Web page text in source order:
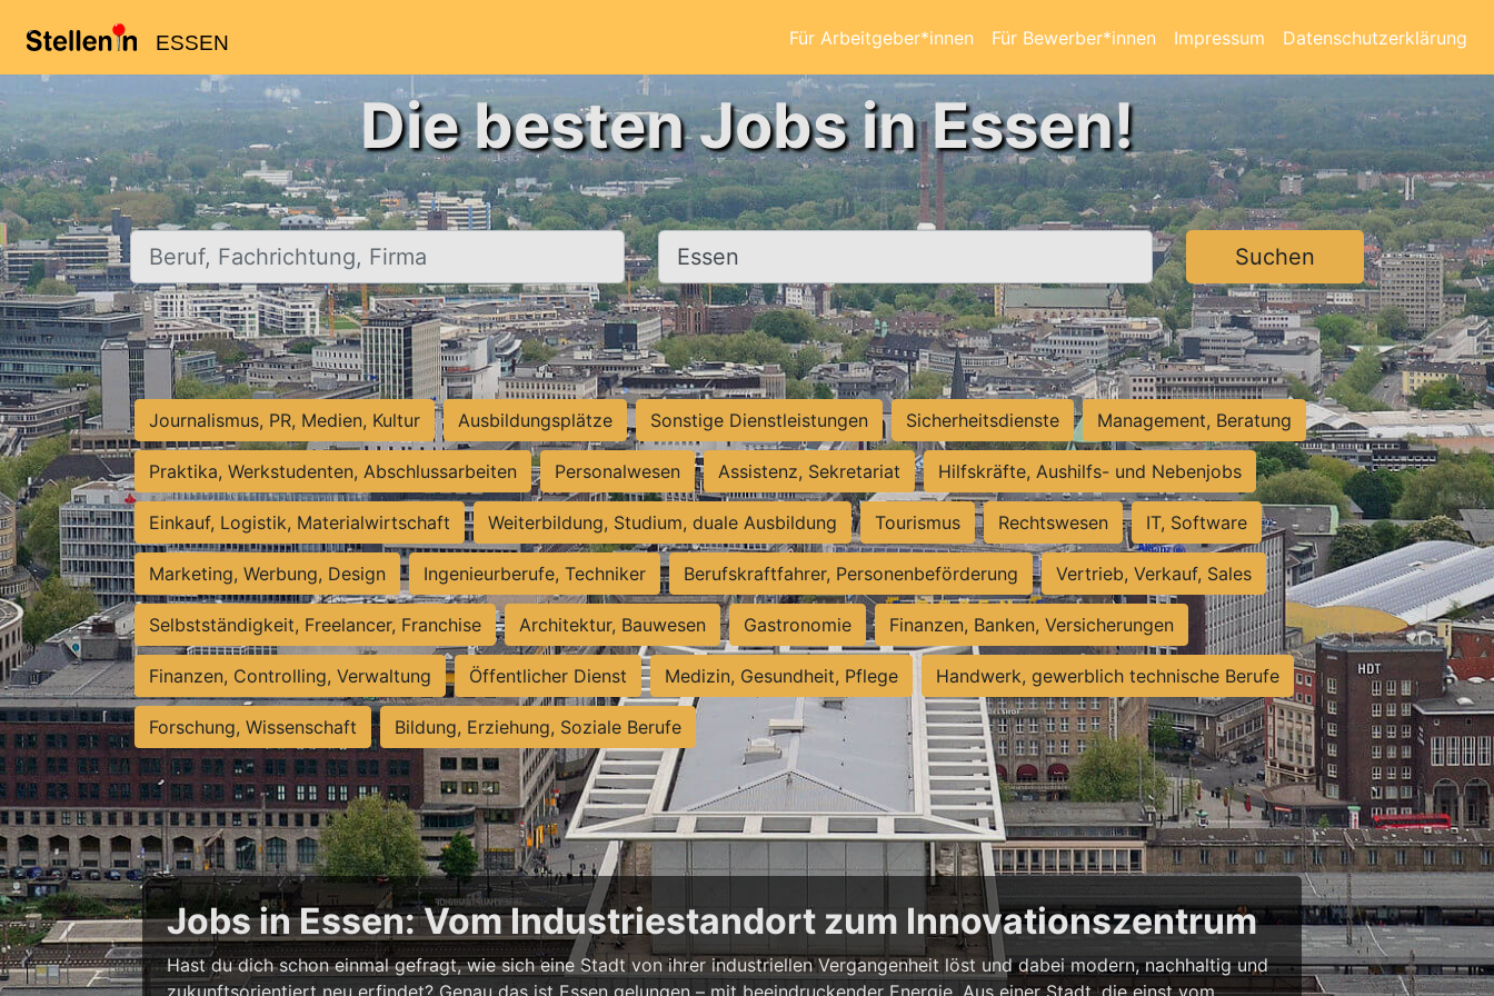
ESSEN Für Arbeitgeber*innen Für Bewerber*innen Impressum Datenschutzerklärung
Die besten Jobs in Essen!
Beruf, Fachrichtung, Firma Ort, Stadt Suchen
Journalismus, PR, Medien, Kultur Ausbildungsplätze Sonstige Dienstleistungen Sicherheitsdienste Management, Beratung
Praktika, Werkstudenten, Abschlussarbeiten Personalwesen Assistenz, Sekretariat Hilfskräfte, Aushilfs- und Nebenjobs
Einkauf, Logistik, Materialwirtschaft Weiterbildung, Studium, duale Ausbildung Tourismus Rechtswesen IT, Software
Marketing, Werbung, Design Ingenieurberufe, Techniker Berufskraftfahrer, Personenbeförderung Vertrieb, Verkauf, Sales
Selbstständigkeit, Freelancer, Franchise Architektur, Bauwesen Gastronomie Finanzen, Banken, Versicherungen
Finanzen, Controlling, Verwaltung Öffentlicher Dienst Medizin, Gesundheit, Pflege Handwerk, gewerblich technische Berufe
Forschung, Wissenschaft Bildung, Erziehung, Soziale Berufe
Jobs in Essen: Vom Industriestandort zum Innovationszentrum
Hast du dich schon einmal gefragt, wie sich eine Stadt von ihrer industriellen Vergangenheit löst und dabei modern, nachhaltig und